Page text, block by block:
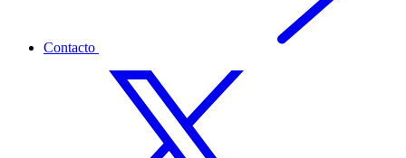
Contacto